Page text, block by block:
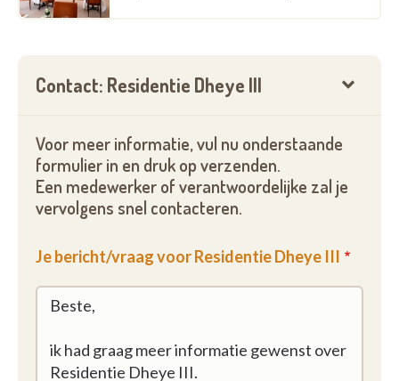
Contact: Residentie Dheye III
Voor meer informatie, vul nu onderstaande
formulier in en druk op verzenden.
Een medewerker of verantwoordelijke zal je
vervolgens snel contacteren.
Je bericht/vraag voor Residentie Dheye III